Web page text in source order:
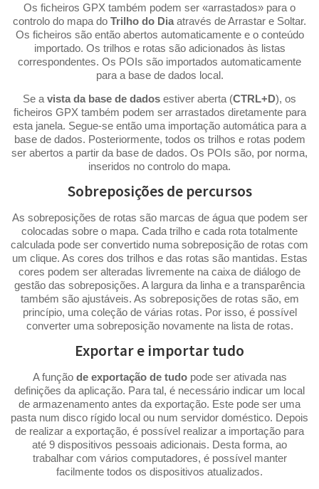
Os ficheiros GPX também podem ser «arrastados» para o
controlo do mapa do Trilho do Dia através de Arrastar e Soltar.
Os ficheiros são então abertos automaticamente e o conteúdo
importado. Os trilhos e rotas são adicionados às listas
correspondentes. Os POIs são importados automaticamente
para a base de dados local.
Se a vista da base de dados estiver aberta (CTRL+D), os
ficheiros GPX também podem ser arrastados diretamente para
esta janela. Segue-se então uma importação automática para a
base de dados. Posteriormente, todos os trilhos e rotas podem
ser abertos a partir da base de dados. Os POIs são, por norma,
inseridos no controlo do mapa.
Sobreposições de percursos
As sobreposições de rotas são marcas de água que podem ser
colocadas sobre o mapa. Cada trilho e cada rota totalmente
calculada pode ser convertido numa sobreposição de rotas com
um clique. As cores dos trilhos e das rotas são mantidas. Estas
cores podem ser alteradas livremente na caixa de diálogo de
gestão das sobreposições. A largura da linha e a transparência
também são ajustáveis. As sobreposições de rotas são, em
princípio, uma coleção de várias rotas. Por isso, é possível
converter uma sobreposição novamente na lista de rotas.
Exportar e importar tudo
A função de exportação de tudopode ser ativada nas
definições da aplicação. Para tal, é necessário indicar um local
de armazenamento antes da exportação. Este pode ser uma
pasta num disco rígido local ou num servidor doméstico. Depois
de realizar a exportação, é possível realizar a importação para
até 9 dispositivos pessoais adicionais. Desta forma, ao
trabalhar com vários computadores, é possível manter
facilmente todos os dispositivos atualizados.